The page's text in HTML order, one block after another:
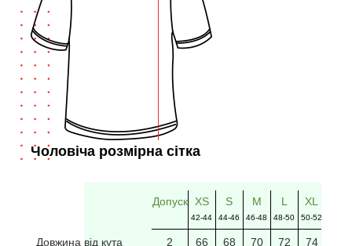
Чоловіча розмірна сітка
Допуск XS
42-44
S
44-46
M
46-48
L
48-50
XL
50-52
Довжина від кута 2 66 68 70 72 74